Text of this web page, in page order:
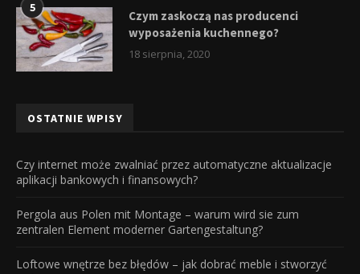
5
Czym zaskoczą nas producenci
wyposażenia kuchennego?
18 sierpnia, 2020
OSTATNIE WPISY
Czy internet może zwalniać przez automatyczne aktualizacje
aplikacji bankowych i finansowych?
Pergola aus Polen mit Montage – warum wird sie zum
zentralen Element moderner Gartengestaltung?
Loftowe wnętrze bez błędów – jak dobrać meble i stworzyć